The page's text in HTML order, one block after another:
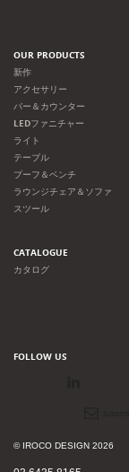
OUR PRODUCTS
新作
アクセサリー
バー＆カウンター
LEDファニチャー
ライト
テーブル
プーフ＆ベンチ
ラウンジチェア＆ソファ
スツール
CATALOGUE
カタログ
FOLLOW US
© IROCO DESIGN 2026